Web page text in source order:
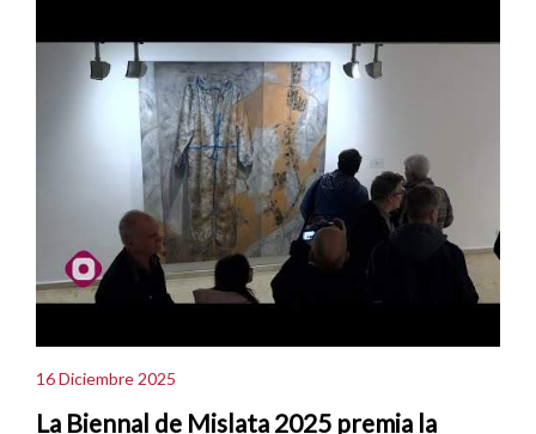
16 Diciembre 2025
La Biennal de Mislata 2025 premia la